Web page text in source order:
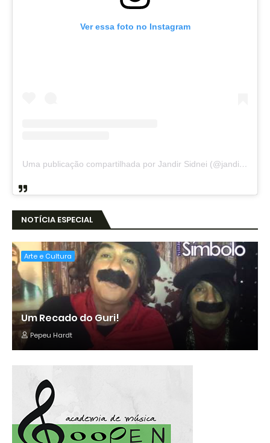
Ver essa foto no Instagram
Uma publicação compartilhada por Jandir Sidnei (@jandirsidnei)
NOTÍCIA ESPECIAL
Arte e Cultura
Um Recado do Guri!
Pepeu Hardt